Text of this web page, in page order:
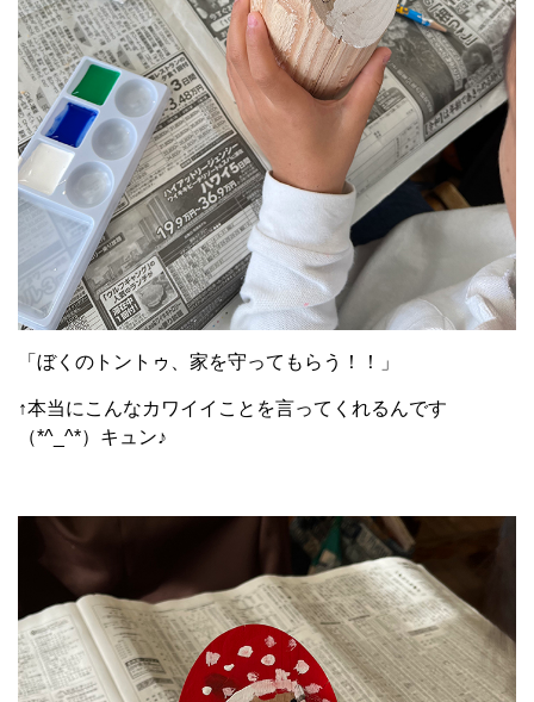
「ぼくのトントゥ、家を守ってもらう！！」
↑本当にこんなカワイイことを言ってくれるんです
（*^_^*）キュン♪